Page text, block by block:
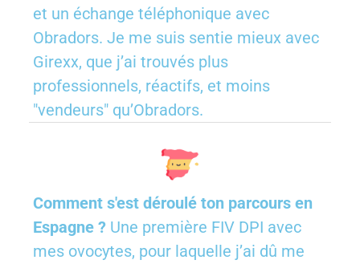
et un échange téléphonique avec
Obradors. Je me suis sentie mieux avec
Girexx, que j’ai trouvés plus
professionnels, réactifs, et moins
"vendeurs" qu’Obradors.
Comment s'est déroulé ton parcours en
Espagne ? Une première FIV DPI avec
mes ovocytes, pour laquelle j’ai dû me